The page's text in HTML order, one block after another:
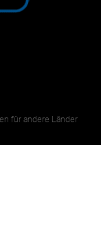
für andere Länder